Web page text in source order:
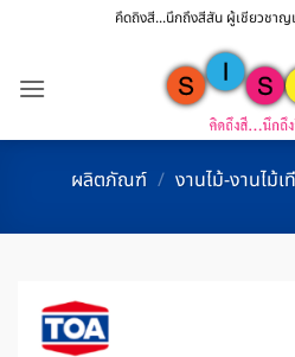
เนื้อหา
คึดถิงสี...นึกถึงสีสัน ผู้เชียวชาญ
ผลิตภัณฑ์ / งานไม้-งานไม้เ